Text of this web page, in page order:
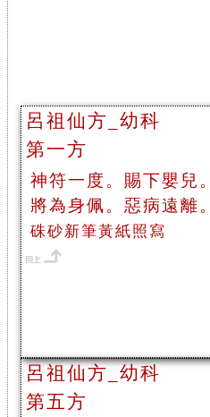
呂祖仙方_幼科
第一方
神符一度。賜下嬰兒。
將為身佩。惡病遠離。
硃砂新筆黃紙照寫
呂祖仙方_幼科
第五方